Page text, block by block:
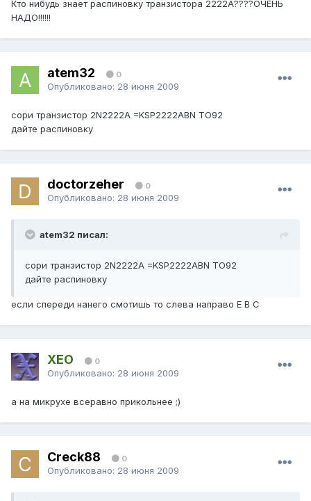
Кто нибудь знает распиновку транзистора 2222А????ОЧЕНЬ
НАДО!!!!!!
atem32 0
Опубликовано: 28 июня 2009
сори транзистор 2N2222A =KSP2222ABN TO92
дайте распиновку
doctorzeher 0
Опубликовано: 28 июня 2009
atem32 писал:
сори транзистор 2N2222A =KSP2222ABN TO92
дайте распиновку
если спереди нанего смотишь то слева направо E B C
XEO 0
Опубликовано: 28 июня 2009
а на микрухе всеравно прикольнее ;)
Creck88 0
Опубликовано: 28 июня 2009